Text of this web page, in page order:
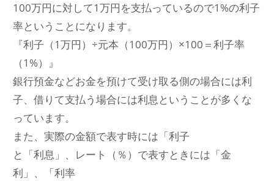
100万円に対して1万円を支払っているので1%の利子
率ということになります。
『利子（1万円）÷元本（100万円）×100＝利子率
（1%）』
銀行預金などお金を預けて受け取る側の場合には利
子、借りて支払う場合には利息ということが多くな
っています。
また、実際の金額で表す時には「利子
と「利息」、レート（％）で表すときには「金
利」、「利率